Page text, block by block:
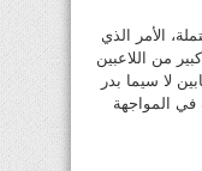
الأمر الذي
من اللاعبين
لا سيما بدر
في المواجهة